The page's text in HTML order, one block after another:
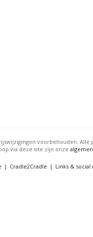
voorbehouden.
via deze site zijn onze
Cradle2Cradle Links & social